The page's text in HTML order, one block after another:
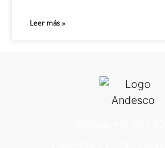
Leer más »